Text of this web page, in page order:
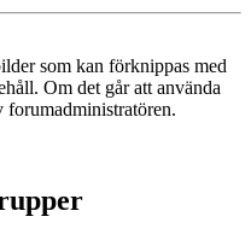
som kan förknippas med
Om det går att använda
forumadministratören.